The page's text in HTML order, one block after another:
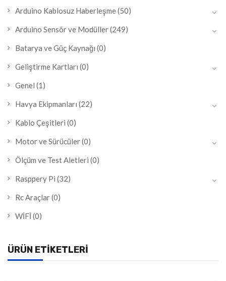
Arduino Kablosuz Haberleşme(50)
Arduino Sensör ve Modüller(249)
Batarya ve Güç Kaynağı (0)
Geliştirme Kartları (0)
Genel (1)
Havya Ekipmanları (22)
Kablo Çeşitleri (0)
Motor ve Sürücüler(0)
Ölçüm ve Test Aletleri (0)
Rasppery Pi (32)
Rc Araçlar(0)
WİFİ (0)
ÜRÜN ETIKETLERI